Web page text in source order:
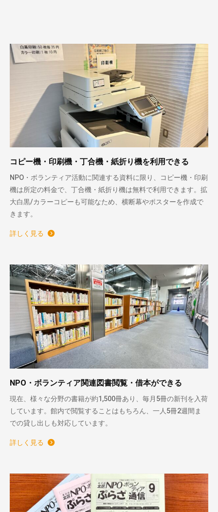
コピー機・印刷機・丁合機・紙折り機を利用できる
NPO・ボランティア活動に関連する資料に限り、コピー機・印刷
機は所定の料金で、丁合機・紙折り機は無料で利用できます。拡
大白黒/カラーコピーも可能なため、横断幕やポスターを作成で
きます。
詳しく見る
NPO・ボランティア関連図書閲覧・借本ができる
現在、様々な分野の書籍が約1,500冊あり、毎月5冊の新刊を入荷
しています。館内で閲覧することはもちろん、一人5冊2週間ま
での貸し出しも対応しています。
詳しく見る